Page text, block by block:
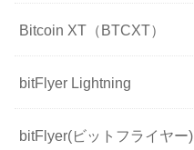
Bitcoin XT（BTCXT）
bitFlyer Lightning
bitFlyer(ビットフライヤー)